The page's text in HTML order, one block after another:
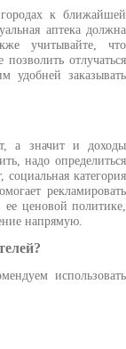
к ближайшей
аптека должна
учитывайте, что
отлучаться
удобней заказывать
а значит и доходы
надо определиться
социальная категория
рекламировать
ценовой политике,
напрямую.
использовать